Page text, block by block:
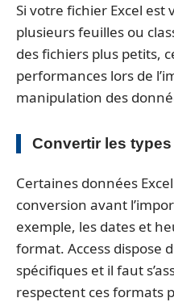
Si votre fichier Excel est
plusieurs feuilles ou
des fichiers plus petits,
performances lors de
manipulation des
Convertir les
Certaines données
conversion avant
exemple, les dates et
format. Access dispose
spécifiques et il faut
respectent ces formats